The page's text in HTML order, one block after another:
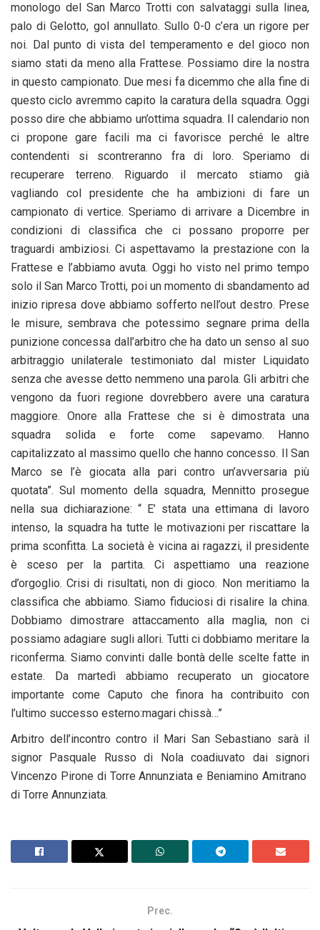
monologo del San Marco Trotti con salvataggi sulla linea,
palo di Gelotto, gol annullato. Sullo 0-0 c’era un rigore per
noi. Dal punto di vista del temperamento e del gioco non
siamo stati da meno alla Frattese. Possiamo dire la nostra
in questo campionato. Due mesi fa dicemmo che alla fine di
questo ciclo avremmo capito la caratura della squadra. Oggi
posso dire che abbiamo un’ottima squadra. Il calendario non
ci propone gare facili ma ci favorisce perché le altre
contendenti si scontreranno fra di loro. Speriamo di
recuperare terreno. Riguardo il mercato stiamo già
vagliando col presidente che ha ambizioni di fare un
campionato di vertice. Speriamo di arrivare a Dicembre in
condizioni di classifica che ci possano proporre per
traguardi ambiziosi. Ci aspettavamo la prestazione con la
Frattese e l’abbiamo avuta. Oggi ho visto nel primo tempo
solo il San Marco Trotti, poi un momento di sbandamento ad
inizio ripresa dove abbiamo sofferto nell’out destro. Prese
le misure, sembrava che potessimo segnare prima della
punizione concessa dall’arbitro che ha dato un senso al suo
arbitraggio unilaterale testimoniato dal mister Liquidato
senza che avesse detto nemmeno una parola. Gli arbitri che
vengono da fuori regione dovrebbero avere una caratura
maggiore. Onore alla Frattese che si è dimostrata una
squadra solida e forte come sapevamo. Hanno
capitalizzato al massimo quello che hanno concesso. Il San
Marco se l’è giocata alla pari contro un’avversaria più
quotata”. Sul momento della squadra, Mennitto prosegue
nella sua dichiarazione: “ E’ stata una ettimana di lavoro
intenso, la squadra ha tutte le motivazioni per riscattare la
prima sconfitta. La società è vicina ai ragazzi, il presidente
è sceso per la partita. Ci aspettiamo una reazione
d’orgoglio. Crisi di risultati, non di gioco. Non meritiamo la
classifica che abbiamo. Siamo fiduciosi di risalire la china.
Dobbiamo dimostrare attaccamento alla maglia, non ci
possiamo adagiare sugli allori. Tutti ci dobbiamo meritare la
riconferma. Siamo convinti dalle bontà delle scelte fatte in
estate. Da martedì abbiamo recuperato un giocatore
importante come Caputo che finora ha contribuito con
l’ultimo successo esterno:magari chissà…”
Arbitro dell’incontro contro il Mari San Sebastiano sarà il
signor Pasquale Russo di Nola coadiuvato dai signori
Vincenzo Pirone di Torre Annunziata e Beniamino Amitrano
di Torre Annunziata.
Prec.